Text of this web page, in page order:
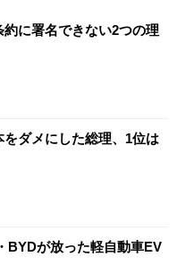
約に署名できない2つの理
ダメにした総理、1位は
BYDが放った軽自動車EV